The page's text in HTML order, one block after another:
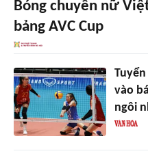
Bóng chuyền nữ
bảng AVC Cup
vào
ngôi